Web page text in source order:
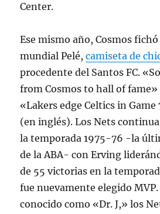
Center.
Ese mismo año, Cosmos
mundial Pelé,camiseta de
procedente del Santos FC.
from Cosmos to hall of
«Lakers edge Celtics in
(en inglés). Los Nets
la temporada 1975-76 -la
de la ABA- con Erving
de 55 victorias en la
fue nuevamente elegido
conocido como «Dr. J,» los